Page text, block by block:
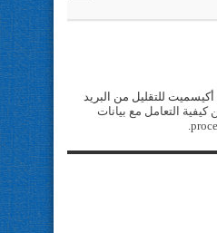
للتقليل من البريد
التعامل مع بيانات
.